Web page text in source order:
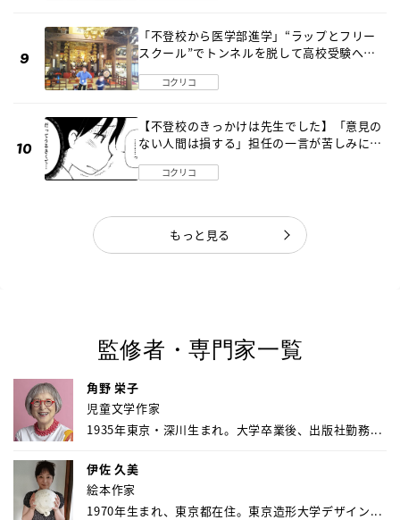
「不登校から医学部進学」“ラップとフリー
スクール”でトンネルを脱して高校受験へ
コクリコ
【不登校のきっかけは先生でした】「意見の
ない人間は損する」担任の一言が苦しみに…
コクリコ
もっと見る
監修者・専門家一覧
角野 栄子
児童文学作家
1935年東京・深川生まれ。大学卒業後、出版社勤務...
伊佐 久美
絵本作家
1970年生まれ、東京都在住。東京造形大学デザイン...